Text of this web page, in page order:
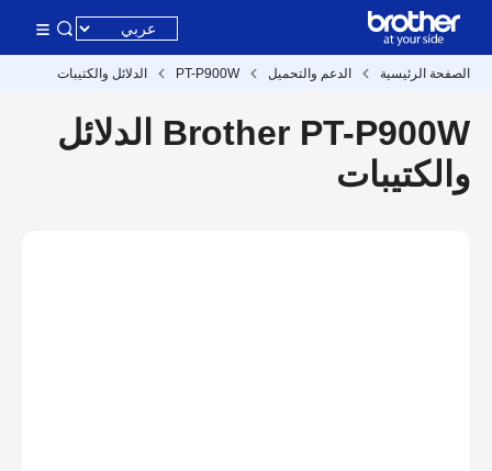
الصفحة الرئيسية الدعم والتحميل PT-P900W الدلائل والكتيبات
Brother PT-P900W الدلائل
والكتيبات